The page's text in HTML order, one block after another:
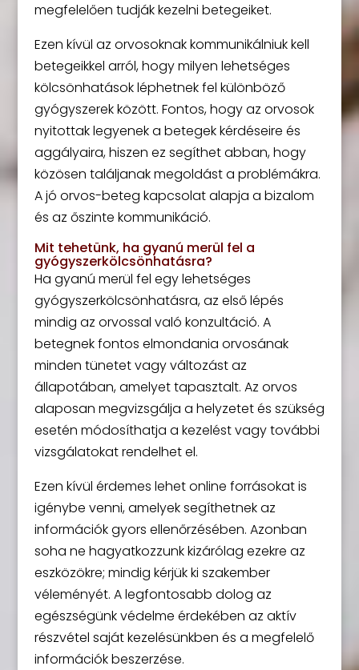
megfelelően tudják kezelni betegeiket.
Ezen kívül az orvosoknak kommunikálniuk kell
betegeikkel arról, hogy milyen lehetséges
kölcsönhatások léphetnek fel különböző
gyógyszerek között. Fontos, hogy az orvosok
nyitottak legyenek a betegek kérdéseire és
aggályaira, hiszen ez segíthet abban, hogy
közösen találjanak megoldást a problémákra.
A jó orvos-beteg kapcsolat alapja a bizalom
és az őszinte kommunikáció.
Mit tehetünk, ha gyanú merül fel a
gyógyszerkölcsönhatásra?
Ha gyanú merül fel egy lehetséges
gyógyszerkölcsönhatásra, az első lépés
mindig az orvossal való konzultáció. A
betegnek fontos elmondania orvosának
minden tünetet vagy változást az
állapotában, amelyet tapasztalt. Az orvos
alaposan megvizsgálja a helyzetet és szükség
esetén módosíthatja a kezelést vagy további
vizsgálatokat rendelhet el.
Ezen kívül érdemes lehet online forrásokat is
igénybe venni, amelyek segíthetnek az
információk gyors ellenőrzésében. Azonban
soha ne hagyatkozzunk kizárólag ezekre az
eszközökre; mindig kérjük ki szakember
véleményét. A legfontosabb dolog az
egészségünk védelme érdekében az aktív
részvétel saját kezelésünkben és a megfelelő
információk beszerzése.